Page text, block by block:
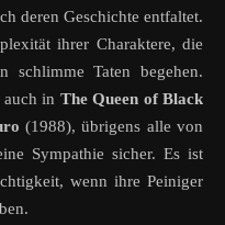
deren Geschichte entfaltet.
ihrer Charaktere, die
schlimme Taten begehen.
in The Queen of Black
(1988), übrigens alle von
Sympathie sicher. Es ist
wenn ihre Peiniger